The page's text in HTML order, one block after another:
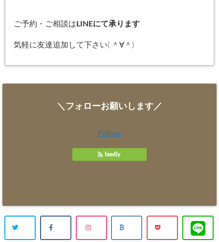
ご予約・ご相談は LINEにて承ります
気軽に友達追加して下さい( ＾∀＾)
＼フォローお願いします／
Follow
feedly